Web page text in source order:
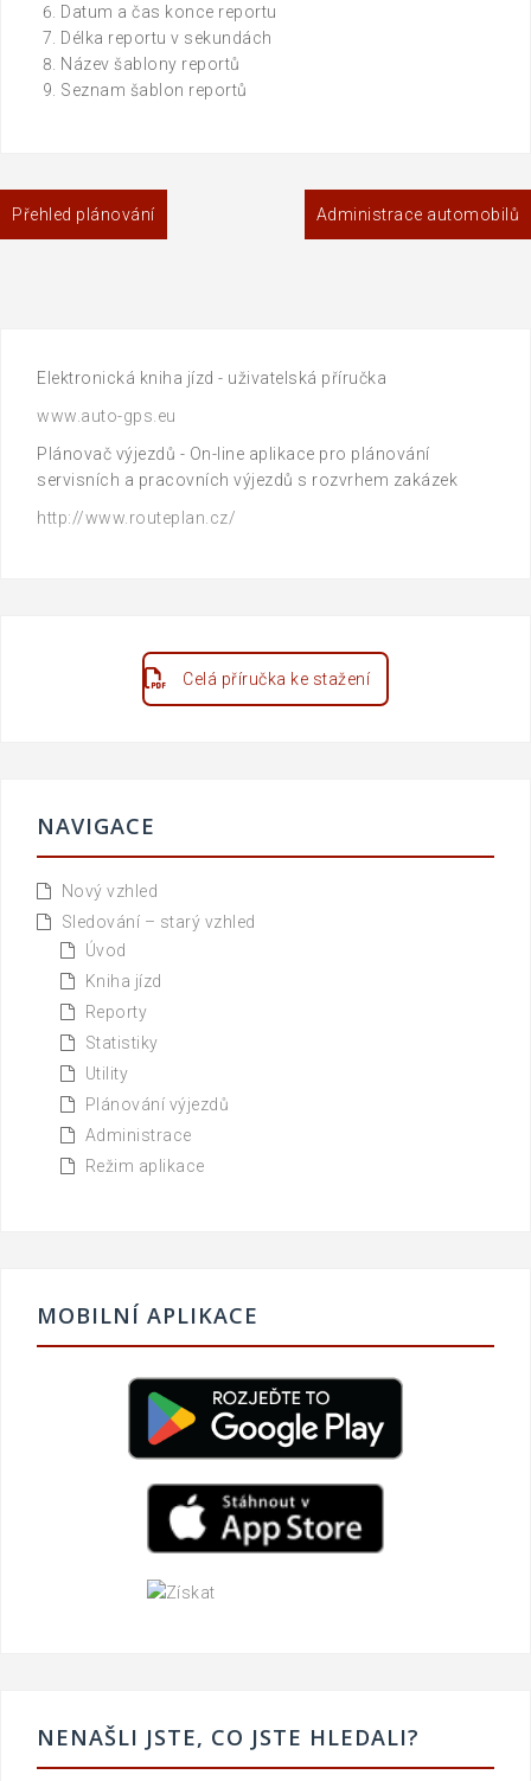
Datum a čas konce reportu
Délka reportu v sekundách
Název šablony reportů
Seznam šablon reportů
Navigace
pro
Přehled plánování Administrace automobilů
Elektronická kniha jízd - uživatelská příručka
www.auto-gps.eu
Plánovač výjezdů - On-line aplikace pro plánování
servisních a pracovních výjezdů s rozvrhem zakázek
http://www.routeplan.cz/
Celá příručka ke stažení
NAVIGACE
Nový vzhled
Sledování – starý vzhled
Úvod
Kniha jízd
Reporty
Statistiky
Utility
Plánování výjezdů
Administrace
Režim aplikace
MOBILNÍ APLIKACE
NENAŠLI JSTE, CO JSTE HLEDALI?